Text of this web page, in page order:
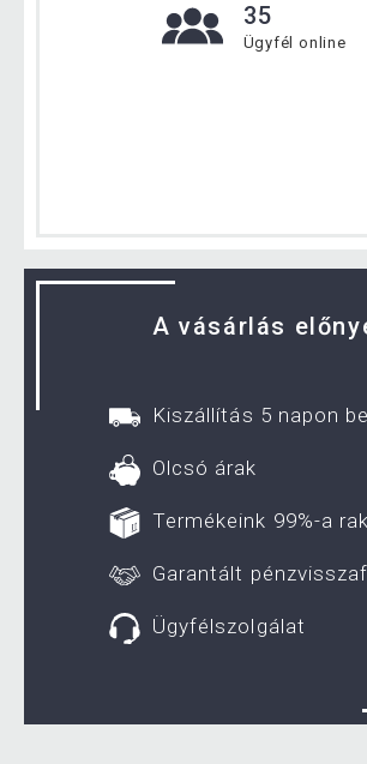
35
Ügyfél online
A vásárlás
Kiszállítás 5 napon
Olcsó árak
Termékeink 99%-a
Garantált
Ügyfélszolgálat